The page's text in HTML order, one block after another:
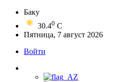
Баку
30.40 C
Пятница, 7 август 2026
Войти